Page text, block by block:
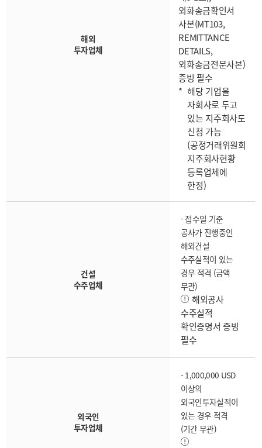
해외
투자업체
외화송금확인서
사본(MT103,
REMITTANCE
DETAILS,
외화송금전문사본)
증빙 필수
해당 기업을
자회사로 두고
있는 지주회사도
신청 가능
(공정거래위원회
지주회사현황
등록업체에
한정)
건설
수주업체
- 접수일 기준
공사가 진행중인
해외건설
수주실적이 있는
경우 적격 (금액
무관)
해외공사
수주실적
확인증명서 증빙
필수
외국인
투자업체
- 1,000,000 USD
이상의
외국인투자실적이
있는 경우 적격
(기간 무관)